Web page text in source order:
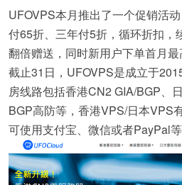
UFOVPS本月推出了一个促销活
付65折、三年付5折，循环折扣，
翻倍赠送，同时新用户下单首月
截止31日，UFOVPS是成立于
房线路包括香港CN2 GIA/BGP、
BGP高防等，香港VPS/日本VPS
可使用支付宝、微信或者PayPal等